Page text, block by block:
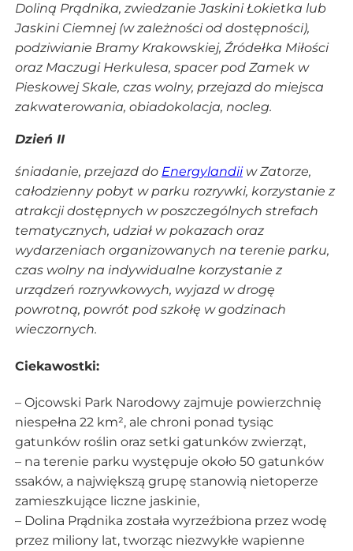
Doliną Prądnika, zwiedzanie Jaskini Łokietka lub
Jaskini Ciemnej (w zależności od dostępności),
podziwianie Bramy Krakowskiej, Źródełka Miłości
oraz Maczugi Herkulesa, spacer pod Zamek w
Pieskowej Skale, czas wolny, przejazd do miejsca
zakwaterowania, obiadokolacja, nocleg.
Dzień II
śniadanie, przejazd do Energylandiiw Zatorze,
całodzienny pobyt w parku rozrywki, korzystanie z
atrakcji dostępnych w poszczególnych strefach
tematycznych, udział w pokazach oraz
wydarzeniach organizowanych na terenie parku,
czas wolny na indywidualne korzystanie z
urządzeń rozrywkowych, wyjazd w drogę
powrotną, powrót pod szkołę w godzinach
wieczornych.
Ciekawostki:
– Ojcowski Park Narodowy zajmuje powierzchnię
niespełna 22 km², ale chroni ponad tysiąc
gatunków roślin oraz setki gatunków zwierząt,
– na terenie parku występuje około 50 gatunków
ssaków, a największą grupę stanowią nietoperze
zamieszkujące liczne jaskinie,
– Dolina Prądnika została wyrzeźbiona przez wodę
przez miliony lat, tworząc niezwykłe wapienne